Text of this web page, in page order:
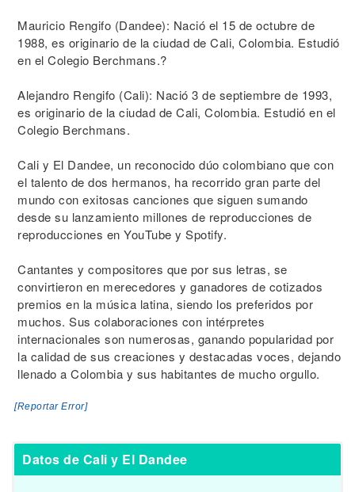
Mauricio Rengifo (Dandee): Nació el 15 de octubre de
1988, es originario de la ciudad de Cali, Colombia. Estudió
en el Colegio Berchmans.?
Alejandro Rengifo (Cali): Nació 3 de septiembre de 1993,
es originario de la ciudad de Cali, Colombia. Estudió en el
Colegio Berchmans.
Cali y El Dandee, un reconocido dúo colombiano que con
el talento de dos hermanos, ha recorrido gran parte del
mundo con exitosas canciones que siguen sumando
desde su lanzamiento millones de reproducciones de
reproducciones en YouTube y Spotify.
Cantantes y compositores que por sus letras, se
convirtieron en merecedores y ganadores de cotizados
premios en la música latina, siendo los preferidos por
muchos. Sus colaboraciones con intérpretes
internacionales son numerosas, ganando popularidad por
la calidad de sus creaciones y destacadas voces, dejando
llenado a Colombia y sus habitantes de mucho orgullo.
[Reportar Error]
Datos de Cali y El Dandee